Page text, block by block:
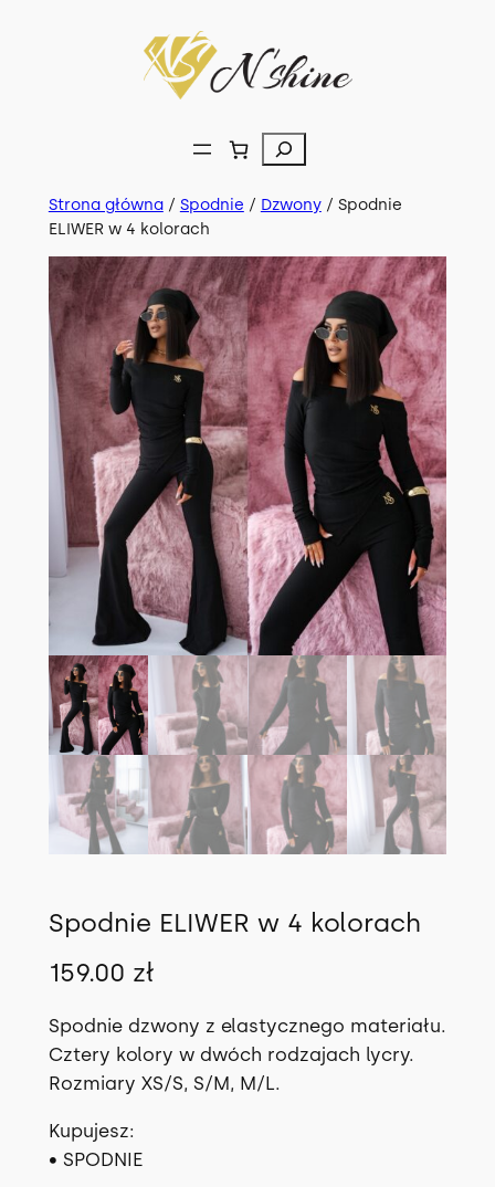
Szukaj
Strona główna/ Spodnie / Dzwony/ Spodnie
ELIWER w 4 kolorach
Spodnie ELIWER w 4 kolorach
159.00 zł
Spodnie dzwony z elastycznego materiału.
Cztery kolory w dwóch rodzajach lycry.
Rozmiary XS/S, S/M, M/L.
Kupujesz:
• SPODNIE